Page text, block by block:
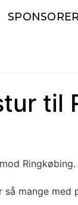
SPONSORER
til
mange